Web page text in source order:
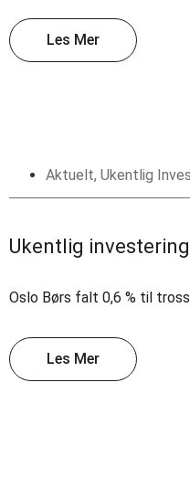
Les Mer
Aktuelt, Ukentlig
Ukentlig
Oslo Børs falt 0,6 % til
Les Mer